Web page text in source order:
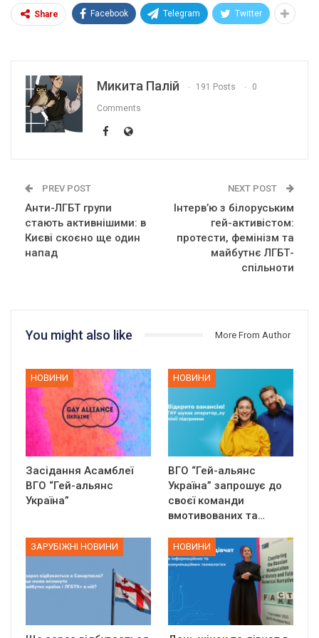
Share Facebook Telegram Twitter
Микита Палій 191 Posts 0
Comments
PREV POST
Анти-ЛГБТ групи
стають активнішими: в
Києві скоєно ще один
напад
NEXT POST
Інтерв’ю з білоруським
гей-активістом:
протести, фемінізм та
майбутнє ЛГБТ-
спільноти
You might also like More From Author
НОВИНИ
Засідання Асамблеї
ВГО “Гей-альянс
Україна”
НОВИНИ
ВГО “Гей-альянс
Україна” запрошує до
своєї команди
вмотивованих та…
ЗАРУБІЖНІ НОВИНИ НОВИНИ